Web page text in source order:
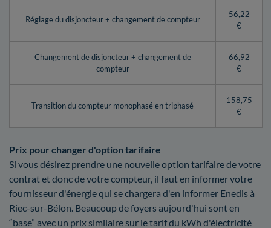
Réglage du disjoncteur + changement de compteur
56,22
€
Changement de disjoncteur + changement de
compteur
66,92
€
Transition du compteur monophasé en triphasé
158,75
€
Prix pour changer d'option tarifaire
Si vous désirez prendre une nouvelle option tarifaire de votre
contrat et donc de votre compteur, il faut en informer votre
fournisseur d'énergie qui se chargera d'en informer Enedis à
Riec-sur-Bélon. Beaucoup de foyers aujourd'hui sont en
“base” avec un prix similaire sur le tarif du kWh d'électricité